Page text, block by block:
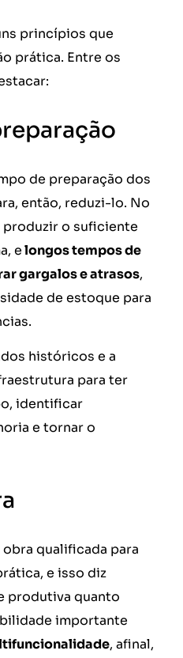
princípios que
prática. Entre os
de preparação dos
então, reduzi-lo. No
produzir o suficiente
elongos tempos de
gargalos e atrasos,
de estoque para
históricos e a
para ter
identificar
e tornar o
obra qualificada para
e isso diz
produtiva quanto
importante
, afinal,